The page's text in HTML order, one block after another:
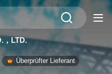
，LTD.
Überprüfter Lieferant